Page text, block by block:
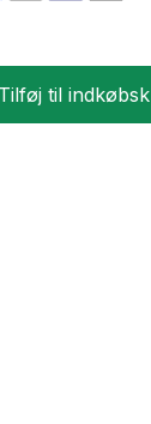
Tilføj til